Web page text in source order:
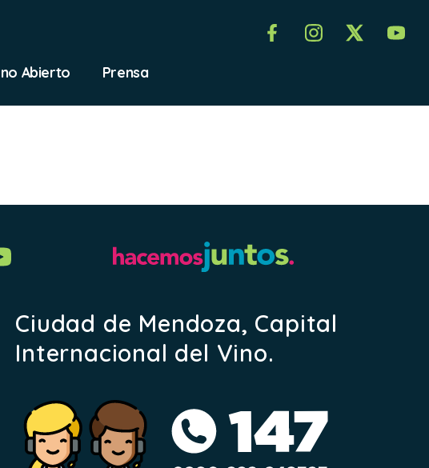
Abierto Prensa
Ciudad de Mendoza, Capital
Internacional del Vino.